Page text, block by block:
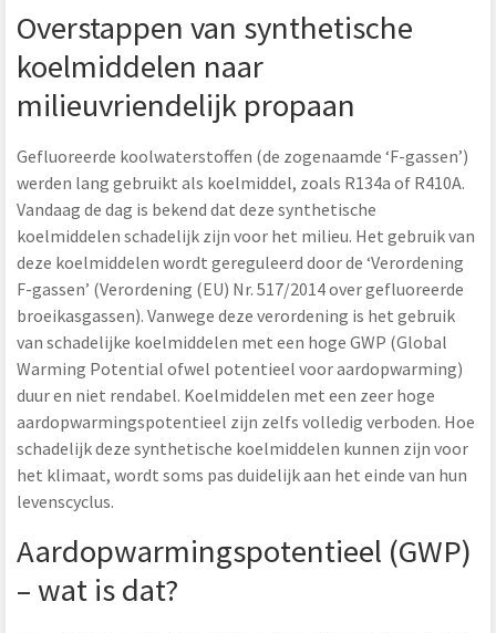
Overstappen van synthetische
koelmiddelen naar
milieuvriendelijk propaan
Gefluoreerde koolwaterstoffen (de zogenaamde ‘F-gassen’)
werden lang gebruikt als koelmiddel, zoals R134a of R410A.
Vandaag de dag is bekend dat deze synthetische
koelmiddelen schadelijk zijn voor het milieu. Het gebruik van
deze koelmiddelen wordt gereguleerd door de ‘Verordening
F-gassen’ (Verordening (EU) Nr. 517/2014 over gefluoreerde
broeikasgassen). Vanwege deze verordening is het gebruik
van schadelijke koelmiddelen met een hoge GWP (Global
Warming Potential ofwel potentieel voor aardopwarming)
duur en niet rendabel. Koelmiddelen met een zeer hoge
aardopwarmingspotentieel zijn zelfs volledig verboden. Hoe
schadelijk deze synthetische koelmiddelen kunnen zijn voor
het klimaat, wordt soms pas duidelijk aan het einde van hun
levenscyclus.
Aardopwarmingspotentieel (GWP)
– wat is dat?